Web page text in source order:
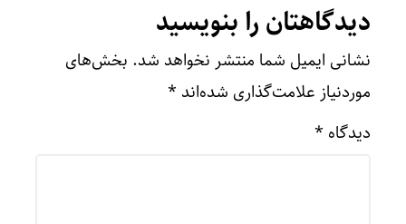
دیدگاهتان را بنویسید
نشانی ایمیل شما منتشر نخواهد شد. بخش‌های
موردنیاز علامت‌گذاری شده‌اند *
دیدگاه *